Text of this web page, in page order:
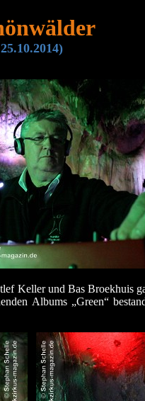
2014)
Keller und Bas Broekhuis
Albums „Green“